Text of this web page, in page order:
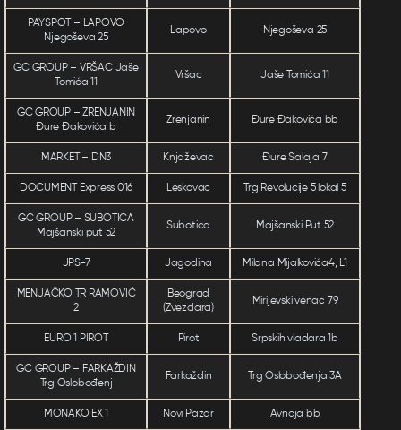
PAYSPOT – LAPOVO
Njegoševa 25
Lapovo Njegoševa 25
GC GROUP – VRŠAC Jaše
Tomića 11
Vršac Jaše Tomića 11
GC GROUP – ZRENJANIN
Đure Đakovića b
Zrenjanin Đure Đakovića bb
MARKET – DN3 Knjaževac Đure Salaja 7
DOCUMENT Express 016 Leskovac Trg Revolucije 5 lokal 5
GC GROUP – SUBOTICA
Majšanski put 52
Subotica Majšanski Put 52
JPS-7 Jagodina Milana Mijalkovića4, L1
MENJAČKO TR RAMOVIĆ
2
Beograd
(Zvezdara)
Mirijevski venac 79
EURO 1 PIROT Pirot Srpskih vladara 1b
GC GROUP – FARKAŽDIN
Trg Oslobođenj
Farkaždin Trg Oslobođenja 3A
MONAKO EX 1 Novi Pazar Avnoja bb